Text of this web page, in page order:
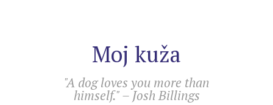
Moj kuža
"A dog loves you more than
himself." – Josh Billings